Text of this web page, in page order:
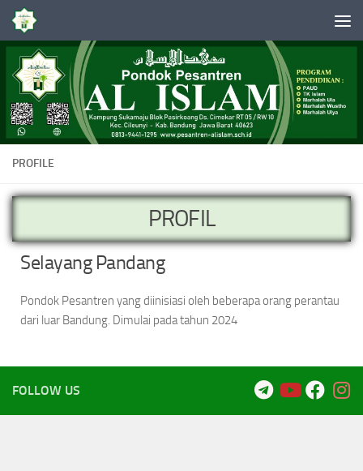
Skip to content
PROFILE
PROFIL
Selayang Pandang
Pondok Pesantren yang diinisiasi oleh beberapa orang perantau
dari luar Bandung. Dimulai pada tahun 2024
FOLLOW US